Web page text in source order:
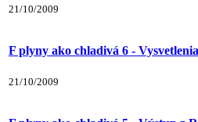
21/10/2009
F plyny ako chladivá 6 -
21/10/2009